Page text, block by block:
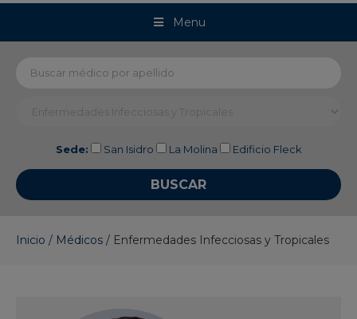
Menu
Sede: San Isidro La Molina Edificio Fleck
Inicio / Médicos / Enfermedades Infecciosas y Tropicales